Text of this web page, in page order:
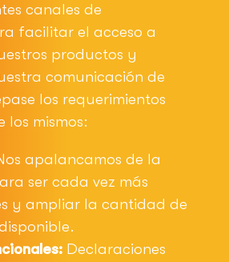
canales de
facilitar el acceso a
productos y
comunicación de
los requerimientos
los mismos:
apalancamos de la
ser cada vez más
y ampliar la cantidad de
Declaraciones